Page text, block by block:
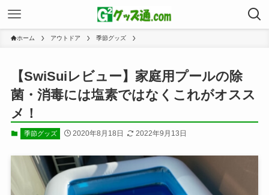
ホーム アウトドア 季節グッズ
【SwiSuiレビュー】家庭用プールの除
菌・消毒には塩素ではなくこれがオスス
メ！
季節グッズ 2020年8月18日 2022年9月13日